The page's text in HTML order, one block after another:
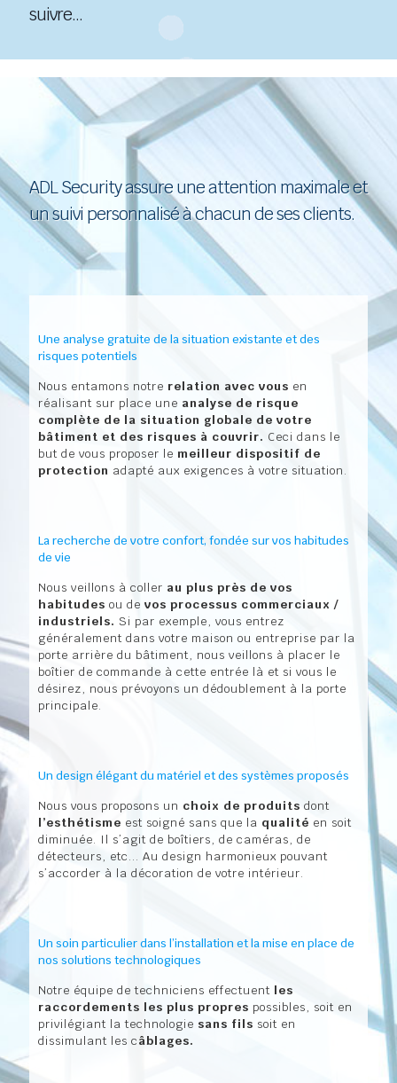
suivre…
ADL Security assure une attention maximale et
un suivi personnalisé à chacun de ses clients.
Une analyse gratuite de la situation existante et des
risques potentiels
Nous entamons notre relation avec vous en
réalisant sur place une analyse de risque
complète de la situation globale de votre
bâtiment et des risques à couvrir. Ceci dans le
but de vous proposer le meilleur dispositif de
protection adapté aux exigences à votre situation.
La recherche de votre confort, fondée sur vos habitudes
de vie
Nous veillons à coller au plus près de vos
habitudes ou de vos processus commerciaux /
industriels. Si par exemple, vous entrez
généralement dans votre maison ou entreprise par la
porte arrière du bâtiment, nous veillons à placer le
boîtier de commande à cette entrée là et si vous le
désirez, nous prévoyons un dédoublement à la porte
principale.
Un design élégant du matériel et des systèmes proposés
Nous vous proposons un choix de produits dont
l’esthétisme est soigné sans que la qualité en soit
diminuée. Il s’agit de boîtiers, de caméras, de
détecteurs, etc... Au design harmonieux pouvant
s’accorder à la décoration de votre intérieur.
Un soin particulier dans l’installation et la mise en place de
nos solutions technologiques
Notre équipe de techniciens effectuent les
raccordements les plus propres possibles, soit en
privilégiant la technologie sans fils soit en
dissimulant les câblages.